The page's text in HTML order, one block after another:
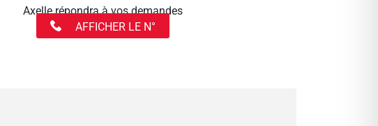
Axelle répondra à vos demandes
AFFICHER LE N°